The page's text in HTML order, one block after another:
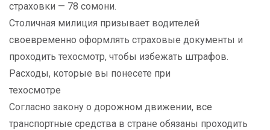
страховки — 78 сомони.
Столичная милиция призывает водителей
своевременно оформлять страховые документы и
проходить техосмотр, чтобы избежать штрафов.
Расходы, которые вы понесете при
техосмотре
Согласно закону о дорожном движении, все
транспортные средства в стране обязаны проходить